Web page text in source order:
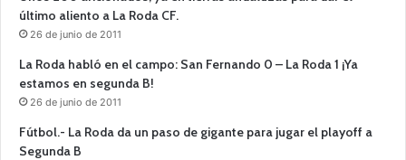
último aliento a La Roda CF.
26 de junio de 2011
La Roda habló en el campo: San Fernando 0 – La Roda 1 ¡Ya
estamos en segunda B!
26 de junio de 2011
Fútbol.- La Roda da un paso de gigante para jugar el playoff a
Segunda B